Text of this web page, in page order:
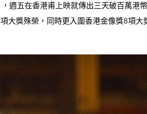
週五在香港甫上映就傳出三天破百萬港
大獎殊榮，同時更入圍香港金像獎8項